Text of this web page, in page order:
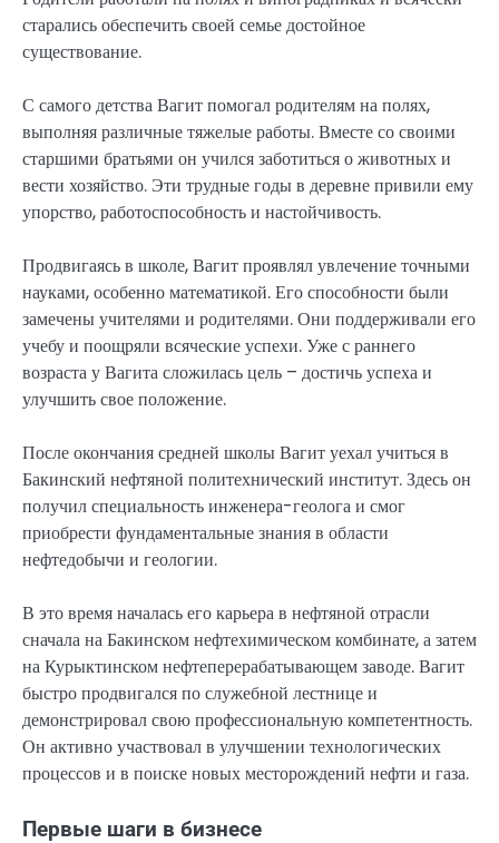
старались обеспечить своей семье достойное
существование.
С самого детства Вагит помогал родителям на полях,
выполняя различные тяжелые работы. Вместе со своими
старшими братьями он учился заботиться о животных и
вести хозяйство. Эти трудные годы в деревне привили ему
упорство, работоспособность и настойчивость.
Продвигаясь в школе, Вагит проявлял увлечение точными
науками, особенно математикой. Его способности были
замечены учителями и родителями. Они поддерживали его
учебу и поощряли всяческие успехи. Уже с раннего
возраста у Вагита сложилась цель – достичь успеха и
улучшить свое положение.
После окончания средней школы Вагит уехал учиться в
Бакинский нефтяной политехнический институт. Здесь он
получил специальность инженера-геолога и смог
приобрести фундаментальные знания в области
нефтедобычи и геологии.
В это время началась его карьера в нефтяной отрасли
сначала на Бакинском нефтехимическом комбинате, а затем
на Курыктинском нефтеперерабатывающем заводе. Вагит
быстро продвигался по служебной лестнице и
демонстрировал свою профессиональную компетентность.
Он активно участвовал в улучшении технологических
процессов и в поиске новых месторождений нефти и газа.
Первые шаги в бизнесе